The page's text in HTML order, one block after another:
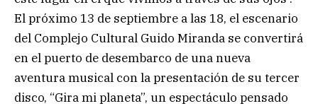
El próximo 13 de septiembre a las 18, el escenario
del Complejo Cultural Guido Miranda se convertirá
en el puerto de desembarco de una nueva
aventura musical con la presentación de su tercer
disco, “Gira mi planeta”, un espectáculo pensado